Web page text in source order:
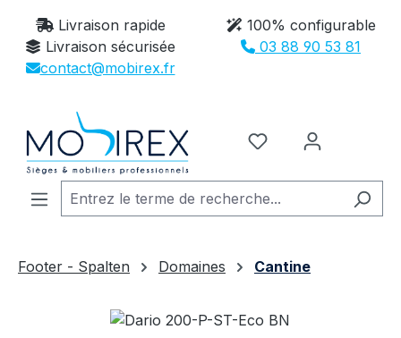
Passer au contenu principal
Livraison rapide
100% configurable
Livraison sécurisée
03 88 90 53 81
contact@mobirex.fr
Vous avez 0
Footer - Spalten Domaines
Cantine